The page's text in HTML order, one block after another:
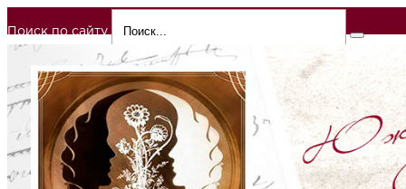
Поиск по сайту